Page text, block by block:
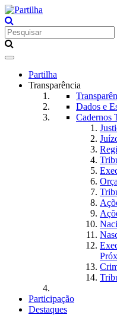
Toggle
navigationPartilha
Transparência
Dados e
Cadernos
Participação
Destaques